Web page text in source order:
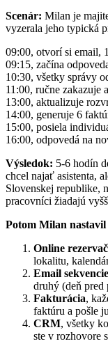
Scenár: Milan je
vyzerala jeho typická
09:00, otvorí si email,
09:15, začína
10:30, všetky správy
11:00, ručne zakazuje
13:00, aktualizuje
14:00, generuje 6
15:00, posiela
16:00, odpovedá na
Výsledok: 5-6 hodín
chcel najať asistenta,
Slovenskej republike,
pracovníci žiadajú
Potom Milan
Online
lokalitu,
Email sekvencie
druhý (deň pred
Fakturácia,
faktúru a pošle
CRM, všetky
ste v rozhovore